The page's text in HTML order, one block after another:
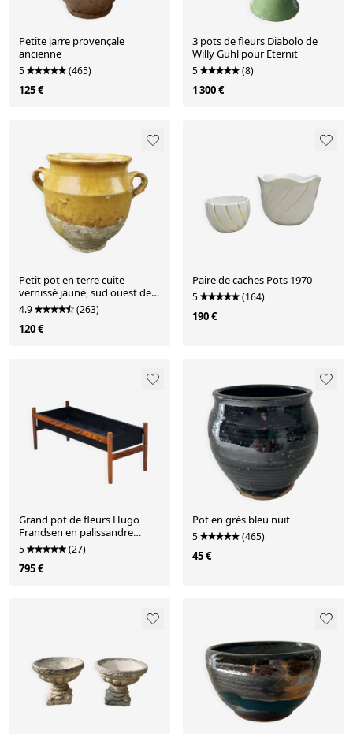
Petite jarre provençale
ancienne
5 (465)
125 €
3 pots de fleurs Diabolo de
Willy Guhl pour Eternit
5 (8)
1 300 €
Petit pot en terre cuite
vernissé jaune, sud ouest de
la France début XXème
4.9 (263)
120 €
Paire de caches Pots 1970
5 (164)
190 €
Grand pot de fleurs Hugo
Frandsen en palissandre
Spottrup Danemark 1960
5 (27)
795 €
Pot en grès bleu nuit
5 (465)
45 €